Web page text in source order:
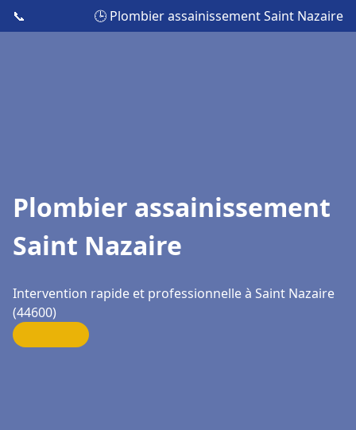
📞 🕒 Plombier assainissement Saint Nazaire
Plombier assainissement
Saint Nazaire
Intervention rapide et professionnelle à Saint Nazaire
(44600)